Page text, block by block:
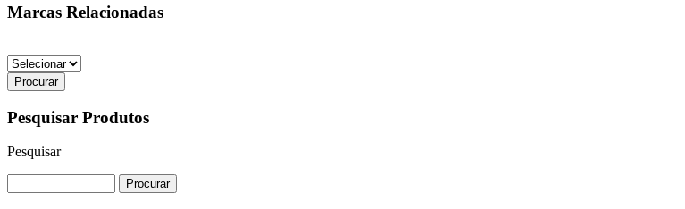
Marcas Relacionadas
Pesquisar Produtos
Pesquisar